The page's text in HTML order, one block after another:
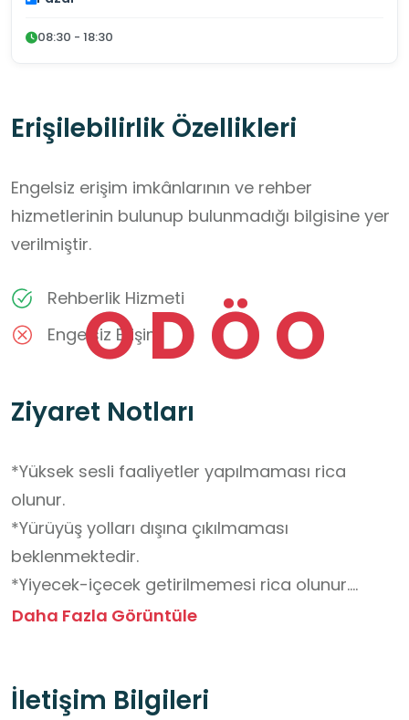
ODÖO
08:30 - 18:30
Erişilebilirlik Özellikleri
Engelsiz erişim imkânlarının ve rehber
hizmetlerinin bulunup bulunmadığı bilgisine yer
verilmiştir.
Rehberlik Hizmeti
Engelsiz Erişim
Ziyaret Notları
*Yüksek sesli faaliyetler yapılmaması rica
olunur.
*Yürüyüş yolları dışına çıkılmaması
beklenmektedir.
*Yiyecek-içecek getirilmemesi rica olunur.
*Önceden randevu alınmalıdır.
*En fazla 75 kişilik gruplar kabul edilmektedir.
Daha Fazla Görüntüle
İletişim Bilgileri